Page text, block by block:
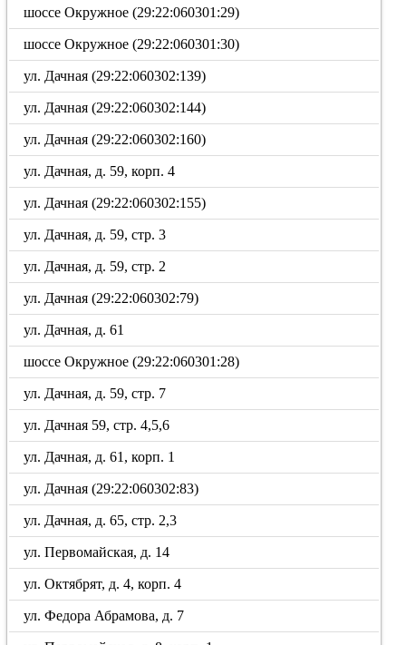
шоссе Окружное (29:22:060301:29)
шоссе Окружное (29:22:060301:30)
ул. Дачная (29:22:060302:139)
ул. Дачная (29:22:060302:144)
ул. Дачная (29:22:060302:160)
ул. Дачная, д. 59, корп. 4
ул. Дачная (29:22:060302:155)
ул. Дачная, д. 59, стр. 3
ул. Дачная, д. 59, стр. 2
ул. Дачная (29:22:060302:79)
ул. Дачная, д. 61
шоссе Окружное (29:22:060301:28)
ул. Дачная, д. 59, стр. 7
ул. Дачная 59, стр. 4,5,6
ул. Дачная, д. 61, корп. 1
ул. Дачная (29:22:060302:83)
ул. Дачная, д. 65, стр. 2,3
ул. Первомайская, д. 14
ул. Октябрят, д. 4, корп. 4
ул. Федора Абрамова, д. 7